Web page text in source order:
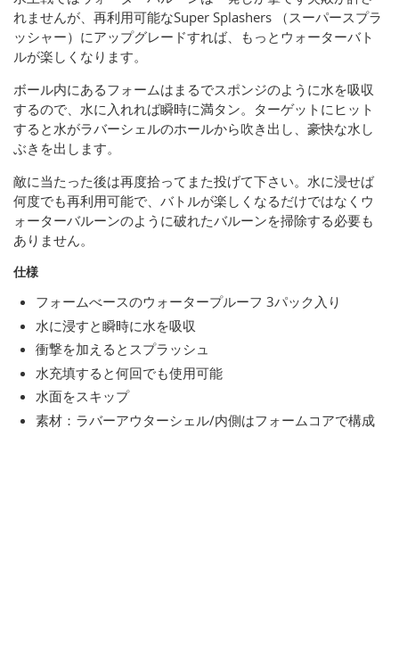
れませんが、再利用可能なSuper Splashers （スーパースプラ
ッシャー）にアップグレードすれば、もっとウォーターバト
ルが楽しくなります。
ボール内にあるフォームはまるでスポンジのように水を吸収
するので、水に入れれば瞬時に満タン。ターゲットにヒット
すると水がラバーシェルのホールから吹き出し、豪快な水し
ぶきを出します。
敵に当たった後は再度拾ってまた投げて下さい。水に浸せば
何度でも再利用可能で、バトルが楽しくなるだけではなくウ
ォーターバルーンのように破れたバルーンを掃除する必要も
ありません。
仕様
フォームべースのウォータープルーフ 3パック入り
水に浸すと瞬時に水を吸収
衝撃を加えるとスプラッシュ
水充填すると何回でも使用可能
水面をスキップ
素材：ラバーアウターシェル/内側はフォームコアで構成